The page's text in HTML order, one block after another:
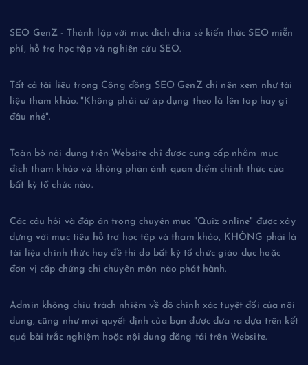
SEO GenZ - Thành lập với mục đích chia sẻ kiến thức SEO miễn
phí, hỗ trợ học tập và nghiên cứu SEO.
Tất cả tài liệu trong Cộng đồng SEO GenZ chỉ nên xem như tài
liệu tham khảo. "Không phải cứ áp dụng theo là lên top hay gì
đâu nhé".
Toàn bộ nội dung trên Website chỉ được cung cấp nhằm mục
đích tham khảo và không phản ánh quan điểm chính thức của
bất kỳ tổ chức nào.
Các câu hỏi và đáp án trong chuyên mục "Quiz online" được xây
dựng với mục tiêu hỗ trợ học tập và tham khảo, KHÔNG phải là
tài liệu chính thức hay đề thi do bất kỳ tổ chức giáo dục hoặc
đơn vị cấp chứng chỉ chuyên môn nào phát hành.
Admin không chịu trách nhiệm về độ chính xác tuyệt đối của nội
dung, cũng như mọi quyết định của bạn được đưa ra dựa trên kết
quả bài trắc nghiệm hoặc nội dung đăng tải trên Website.